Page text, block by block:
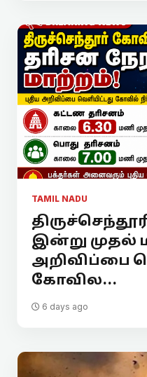
TAMIL NADU
இன்று முதல்
அறிவிப்பை
கோவில...
6 days ago